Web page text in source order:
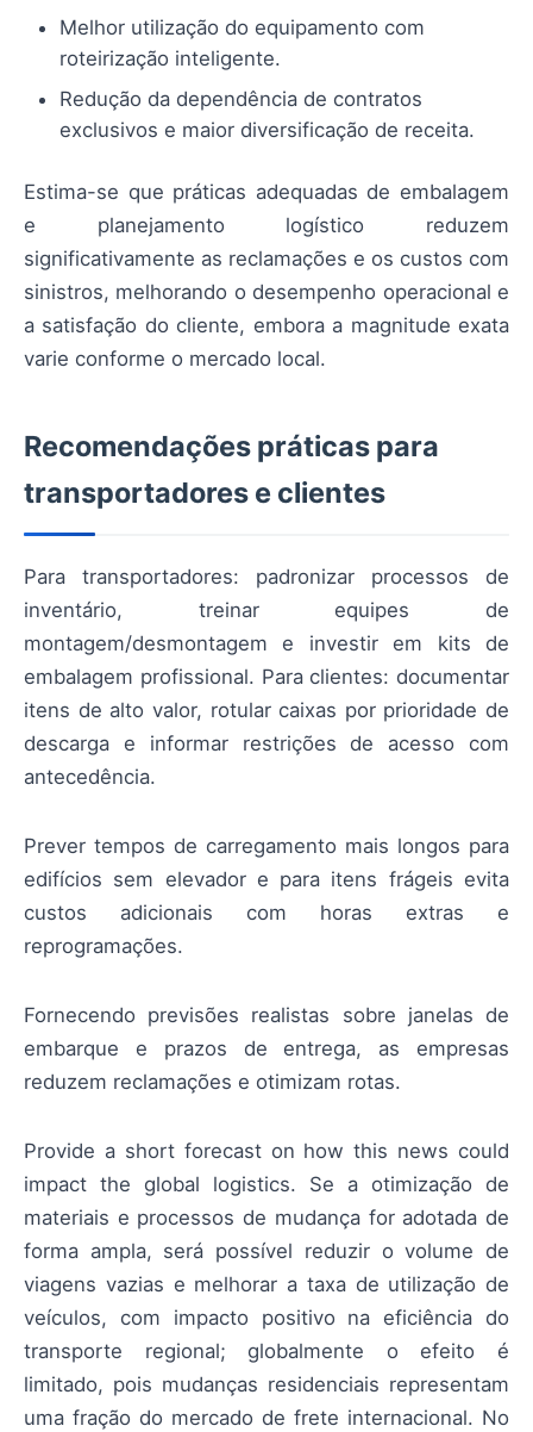
Melhor utilização do equipamento com
roteirização inteligente.
Redução da dependência de contratos
exclusivos e maior diversificação de receita.
Estima-se que práticas adequadas de embalagem
e planejamento logístico reduzem
significativamente as reclamações e os custos com
sinistros, melhorando o desempenho operacional e
a satisfação do cliente, embora a magnitude exata
varie conforme o mercado local.
Recomendações práticas para
transportadores e clientes
Para transportadores: padronizar processos de
inventário, treinar equipes de
montagem/desmontagem e investir em kits de
embalagem profissional. Para clientes: documentar
itens de alto valor, rotular caixas por prioridade de
descarga e informar restrições de acesso com
antecedência.
Prever tempos de carregamento mais longos para
edifícios sem elevador e para itens frágeis evita
custos adicionais com horas extras e
reprogramações.
Fornecendo previsões realistas sobre janelas de
embarque e prazos de entrega, as empresas
reduzem reclamações e otimizam rotas.
Provide a short forecast on how this news could
impact the global logistics. Se a otimização de
materiais e processos de mudança for adotada de
forma ampla, será possível reduzir o volume de
viagens vazias e melhorar a taxa de utilização de
veículos, com impacto positivo na eficiência do
transporte regional; globalmente o efeito é
limitado, pois mudanças residenciais representam
uma fração do mercado de frete internacional. No